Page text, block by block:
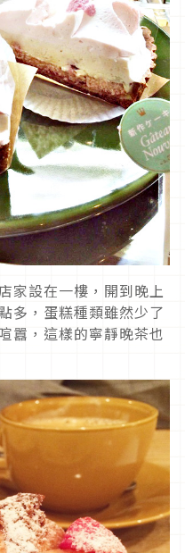
家設在一樓，開到晚上
多，蛋糕種類雖然少了
囂，這樣的寧靜晚茶也